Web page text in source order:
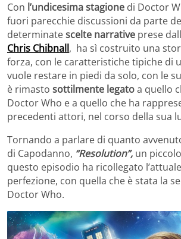
Con l’undicesima stagione di Doctor
fuori parecchie discussioni da parte
determinatescelte narrative prese
Chris Chibnall, ha sì costruito una
forza, con le caratteristiche tipiche di
vuole restare in piedi da solo, con le
è rimasto sottilmente legatoa quello
Doctor Who e a quello che ha
precedenti attori, nel corso della sua
Tornando a parlare di quanto
di Capodanno, “Resolution”, un
questo episodio ha ricollegato
perfezione, con quella che è stata la
Doctor Who.